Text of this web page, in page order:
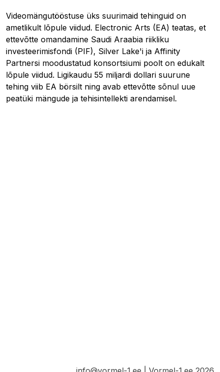
Videomängutööstuse üks suurimaid tehinguid on
ametlikult lõpule viidud. Electronic Arts (EA) teatas, et
ettevõtte omandamine Saudi Araabia riikliku
investeerimisfondi (PIF), Silver Lake'i ja Affinity
Partnersi moodustatud konsortsiumi poolt on edukalt
lõpule viidud. Ligikaudu 55 miljardi dollari suurune
tehing viib EA börsilt ning avab ettevõtte sõnul uue
peatüki mängude ja tehisintellekti arendamisel.